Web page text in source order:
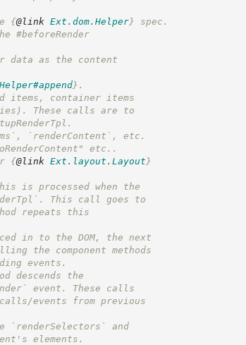
{@link Ext.dom.Helper} spec.
#beforeRender
data as the content
} .
items, container items
These calls are to
`renderContent`, etc.
etc..
{@link Ext.layout.Layout }
is processed when the
This call goes to
repeats this
in to the DOM, the next
the component methods
events.
descends the
event. These calls
events from previous
`renderSelectors` and
elements.